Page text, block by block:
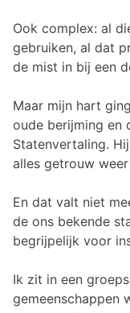
Ook complex: al
gebruiken, al dat
de mist in bij een
Maar mijn hart
oude berijming en
Statenvertaling.
alles getrouw
En dat valt niet
de ons bekende
begrijpelijk voor
Ik zit in een
gemeenschappen